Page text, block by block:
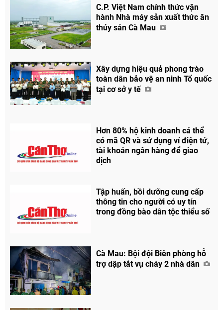
C.P. Việt Nam chính thức vận
hành Nhà máy sản xuất thức ăn
thủy sản Cà Mau
Xây dựng hiệu quả phong trào
toàn dân bảo vệ an ninh Tổ quốc
tại cơ sở y tế
Hơn 80% hộ kinh doanh cá thể
có mã QR và sử dụng ví điện tử,
tài khoản ngân hàng để giao
dịch
Tập huấn, bồi dưỡng cung cấp
thông tin cho người có uy tín
trong đồng bào dân tộc thiểu số
Cà Mau: Bội đội Biên phòng hỗ
trợ dập tắt vụ cháy 2 nhà dân